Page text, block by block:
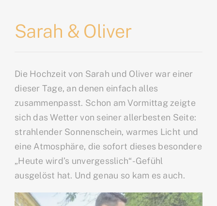
Sarah & Oliver
Die Hochzeit von Sarah und Oliver war einer
dieser Tage, an denen einfach alles
zusammenpasst. Schon am Vormittag zeigte
sich das Wetter von seiner allerbesten Seite:
strahlender Sonnenschein, warmes Licht und
eine Atmosphäre, die sofort dieses besondere
„Heute wird’s unvergesslich“-Gefühl
ausgelöst hat. Und genau so kam es auch.